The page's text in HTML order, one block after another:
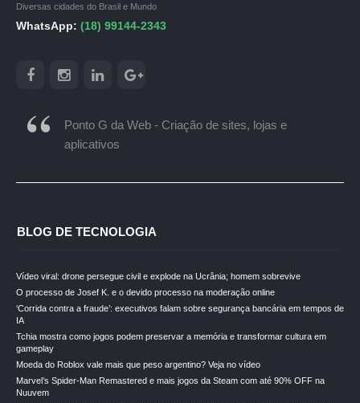
Diversas cidades do Brasil e Mundo
WhatsApp: (18) 99144-2343
Ponto G da Web - Criação de sites, lojas e
aplicativos
BLOG DE TECNOLOGIA
Vídeo viral: drone persegue civil e explode na Ucrânia; homem sobrevive
O processo de Josef K. e o devido processo na moderação online
‘Corrida contra a fraude’: executivos falam sobre segurança bancária em tempos de
IA
Tchia mostra como jogos podem preservar a memória e transformar cultura em
gameplay
Moeda do Roblox vale mais que peso argentino? Veja no vídeo
Marvel’s Spider-Man Remastered e mais jogos da Steam com até 90% OFF na
Nuuvem